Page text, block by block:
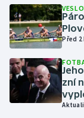
Jezdectví
Judo
Krasobruslení
Před 2
zní